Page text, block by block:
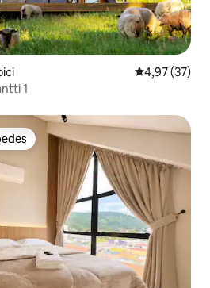
Calificación
4,97 (37)
1
más destacados